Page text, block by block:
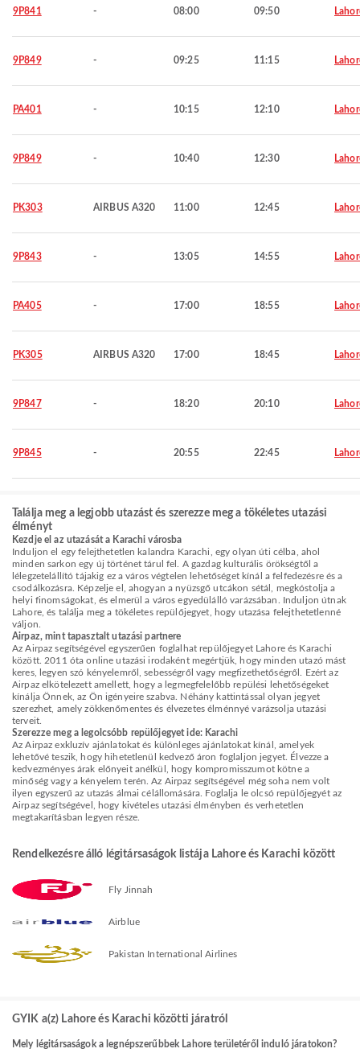
9P841 - 08:00 09:50
9P849 - 09:25 11:15
PA401 - 10:15 12:10
9P849 - 10:40 12:30
PK303 AIRBUS A320 11:00 12:45
9P843 - 13:05 14:55
PA405 - 17:00 18:55
PK305 AIRBUS A320 17:00 18:45
9P847 - 18:20 20:10
9P845 - 20:55 22:45
Találja meg a legjobb utazást és szerezze meg a tökéletes utazási
élményt
Kezdje el az utazását a Karachi városba
Induljon el egy felejthetetlen kalandra Karachi, egy olyan úti célba, ahol
minden sarkon egy új történet tárul fel. A gazdag kulturális örökségtől a
lélegzetelállító tájakig ez a város végtelen lehetőséget kínál a felfedezésre és a
csodálkozásra. Képzelje el, ahogyan a nyüzsgő utcákon sétál, megkóstolja a
helyi finomságokat, és elmerül a város egyedülálló varázsában. Induljon útnak
Lahore, és találja meg a tökéletes repülőjegyet, hogy utazása felejthetetlenné
váljon.
Airpaz, mint tapasztalt utazási partnere
Az Airpaz segítségével egyszerűen foglalhat repülőjegyet Lahore és Karachi
között. 2011 óta online utazási irodaként megértjük, hogy minden utazó mást
keres, legyen szó kényelemről, sebességről vagy megfizethetőségről. Ezért az
Airpaz elkötelezett amellett, hogy a legmegfelelőbb repülési lehetőségeket
kínálja Önnek, az Ön igényeire szabva. Néhány kattintással olyan jegyet
szerezhet, amely zökkenőmentes és élvezetes élménnyé varázsolja utazási
terveit.
Szerezze meg a legolcsóbb repülőjegyet ide: Karachi
Az Airpaz exkluzív ajánlatokat és különleges ajánlatokat kínál, amelyek
lehetővé teszik, hogy hihetetlenül kedvező áron foglaljon jegyet. Élvezze a
kedvezményes árak előnyeit anélkül, hogy kompromisszumot kötne a
minőség vagy a kényelem terén. Az Airpaz segítségével még soha nem volt
ilyen egyszerű az utazás álmai célállomására. Foglalja le olcsó repülőjegyét az
Airpaz segítségével, hogy kivételes utazási élményben és verhetetlen
megtakarításban legyen része.
Rendelkezésre álló légitársaságok listája Lahore és Karachi között
Fly Jinnah
Airblue
Pakistan International Airlines
GYIK a(z) Lahore és Karachi közötti járatról
Mely légitársaságok a legnépszerűbbek Lahore területéről induló járatokon?